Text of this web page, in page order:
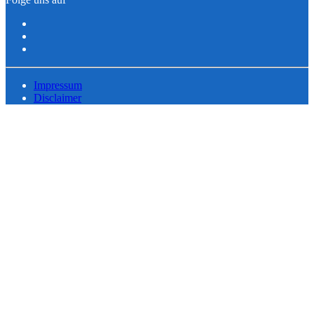
Impressum
Disclaimer